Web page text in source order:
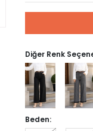
Diğer Renk
Beden: